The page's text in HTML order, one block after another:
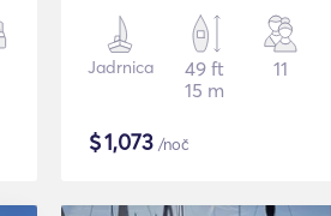
Jadrnica
49 ft
15 m
11
$1,073 /noč